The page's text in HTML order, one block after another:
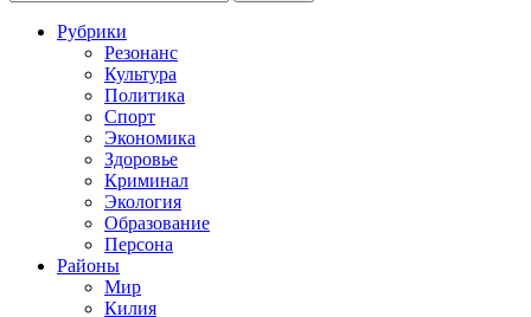
Рубрики
Резонанс
Культура
Политика
Спорт
Экономика
Здоровье
Криминал
Экология
Образование
Персона
Районы
Мир
Килия